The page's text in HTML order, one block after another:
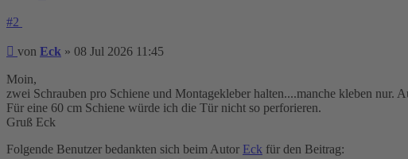
#2
Beitrag
von Eck » 08 Jul 2026 11:45
Moin,
zwei Schrauben pro Schiene und Montagekleber halten....manche kleben nur.
Für eine 60 cm Schiene würde ich die Tür nicht so perforieren.
Gruß Eck
Folgende Benutzer bedankten sich beim Autor Eck für den Beitrag: